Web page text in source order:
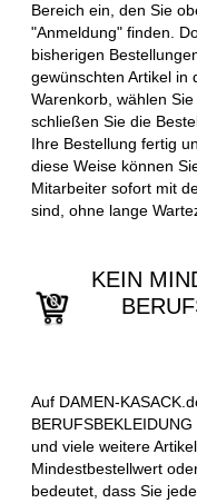
Bereich ein, den Sie
"Anmeldung" finden.
bisherigen
gewünschten Artikel in
Warenkorb, wählen
schließen Sie die
Ihre Bestellung fertig
diese Weise können
Mitarbeiter sofort mit
sind, ohne lange
KEIN
Auf DAMEN-
und viele weitere
Mindestbestellwert
bedeutet, dass Sie